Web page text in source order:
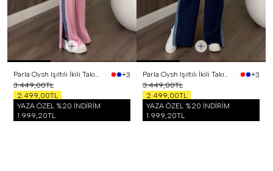
Parla Oysh Işıltılı İkili Takım Pembe
+3
3.449,00TL
2.499,00TL
YAZA ÖZEL %20 İNDİRİM
1.999,20TL
Parla Oysh Işıltılı İkili Takım Lacivert
+3
3.449,00TL
2.499,00TL
YAZA ÖZEL %20 İNDİRİM
1.999,20TL